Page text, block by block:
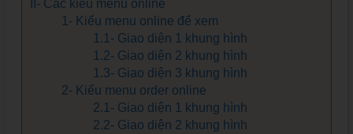
II- Các kiểu menu online
1- Kiểu menu online để xem
1.1- Giao diện 1 khung hình
1.2- Giao diện 2 khung hình
1.3- Giao diện 3 khung hình
2- Kiểu menu order online
2.1- Giao diện 1 khung hình
2.2- Giao diện 2 khung hình